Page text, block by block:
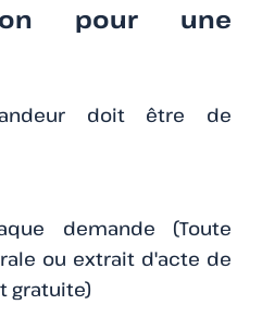
pour une
doit être de
demande (Toute
ou extrait d'acte de
gratuite)